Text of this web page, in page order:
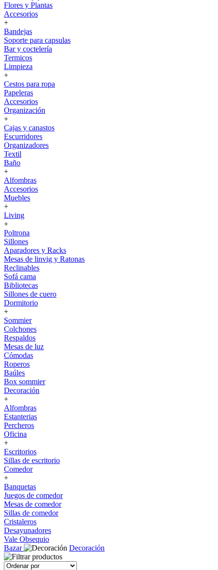
Flores y Plantas
Accesorios
+
Bandejas
Soporte para capsulas
Bar y coctelería
Termicos
Limpieza
+
Cestos para ropa
Papeleras
Accesorios
Organización
+
Cajas y canastos
Escurridores
Organizadores
Textil
Baño
+
Alfombras
Accesorios
Muebles
+
Living
+
Poltrona
Sillones
Aparadores y Racks
Mesas de linvig y Ratonas
Reclinables
Sofá cama
Bibliotecas
Sillones de cuero
Dormitorio
+
Sommier
Colchones
Respaldos
Mesas de luz
Cómodas
Roperos
Baúles
Box sommier
Decoración
+
Alfombras
Estanterias
Percheros
Oficina
+
Escritorios
Sillas de escritorio
Comedor
+
Banquetas
Juegos de comedor
Mesas de comedor
Sillas de comedor
Cristaleros
Desayunadores
Vale Obsequio
Bazar
Decoración